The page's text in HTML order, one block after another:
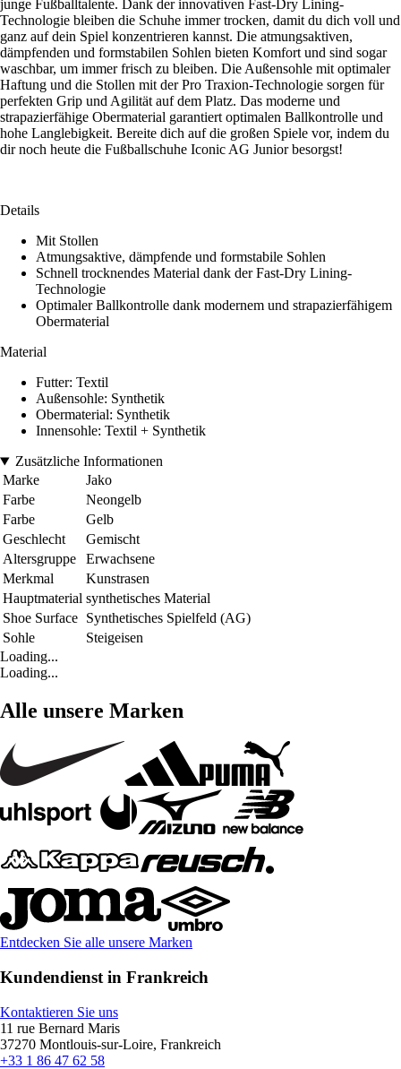
junge Fußballtalente. Dank der innovativen Fast-Dry Lining-
Technologie bleiben die Schuhe immer trocken, damit du dich voll und
ganz auf dein Spiel konzentrieren kannst. Die atmungsaktiven,
dämpfenden und formstabilen Sohlen bieten Komfort und sind sogar
waschbar, um immer frisch zu bleiben. Die Außensohle mit optimaler
Haftung und die Stollen mit der Pro Traxion-Technologie sorgen für
perfekten Grip und Agilität auf dem Platz. Das moderne und
strapazierfähige Obermaterial garantiert optimalen Ballkontrolle und
hohe Langlebigkeit. Bereite dich auf die großen Spiele vor, indem du
dir noch heute die Fußballschuhe Iconic AG Junior besorgst!
Details
Mit Stollen
Atmungsaktive, dämpfende und formstabile Sohlen
Schnell trocknendes Material dank der Fast-Dry Lining-
Technologie
Optimaler Ballkontrolle dank modernem und strapazierfähigem
Obermaterial
Material
Futter: Textil
Außensohle: Synthetik
Obermaterial: Synthetik
Innensohle: Textil + Synthetik
Zusätzliche Informationen
Marke
Jako
Farbe
Neongelb
Farbe
Gelb
Geschlecht
Gemischt
Altersgruppe
Erwachsene
Merkmal
Kunstrasen
Hauptmaterial synthetisches Material
Shoe Surface Synthetisches Spielfeld (AG)
Sohle
Steigeisen
Loading...
Loading...
Alle unsere Marken
Entdecken Sie alle unsere Marken
Kundendienst in Frankreich
Kontaktieren Sie uns
11 rue Bernard Maris
37270 Montlouis-sur-Loire, Frankreich
+33 1 86 47 62 58